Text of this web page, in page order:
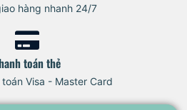
hàng nhanh 24/7
toán thẻ
Visa - Master Card